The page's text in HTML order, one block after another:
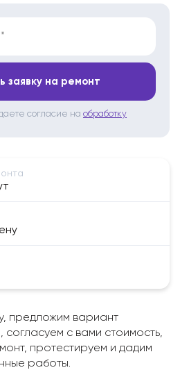
заявку на ремонт
согласие на обработку
предложим вариант
с вами стоимость,
протестируем и дадим
работы.